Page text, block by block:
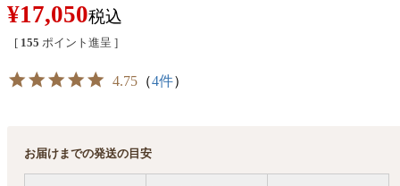
¥17,050税込
[ 155 ポイント進呈 ]
4.75 （4件）
お届けまでの発送の目安